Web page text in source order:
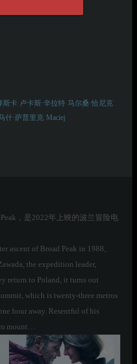
斯卡 卢卡斯·辛拉特 马尔桑·恰尼克
什·萨普里克 Maciej
，是2022年上映的波兰冒险电
ascent of Broad Peak in 1988,
the expedition leader,
return to Poland, it turns out
which is twenty-three metros
hour away. Resentful of his
mount…